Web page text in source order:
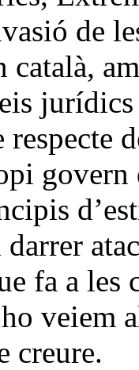
de
català,
govern
fa a les
veiem
creure.